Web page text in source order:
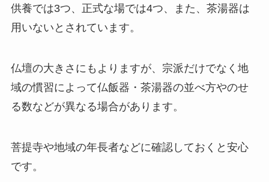
供養では3つ、正式な場では4つ、また、茶湯器は
用いないとされています。
仏壇の大きさにもよりますが、宗派だけでなく地
域の慣習によって仏飯器・茶湯器の並べ方やのせ
る数などが異なる場合があります。
菩提寺や地域の年長者などに確認しておくと安心
です。